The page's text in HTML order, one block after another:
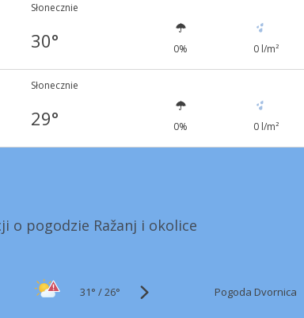
Słonecznie
30° 0% 0 l/m²
Słonecznie
29° 0% 0 l/m²
o pogodzie Ražanj i okolice
31° /26° Pogoda Dvornica